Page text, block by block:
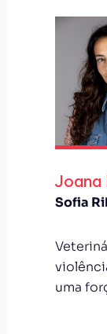
Joana
Sofia
uma